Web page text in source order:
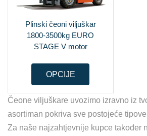
Plinski čeoni viljuškar
1800-3500kg EURO
STAGE V motor
OPCIJE
Čeone viljuškare uvozimo izravno iz
asortiman pokriva sve postojeće
Za naše najzahtjevnije kupce također